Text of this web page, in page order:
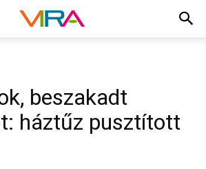
beszakadt
háztűz pusztított